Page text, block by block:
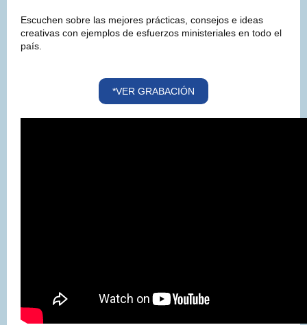
Escuchen sobre las mejores prácticas, consejos e ideas
creativas con ejemplos de esfuerzos ministeriales en todo el
país.
*VER GRABACIÓN